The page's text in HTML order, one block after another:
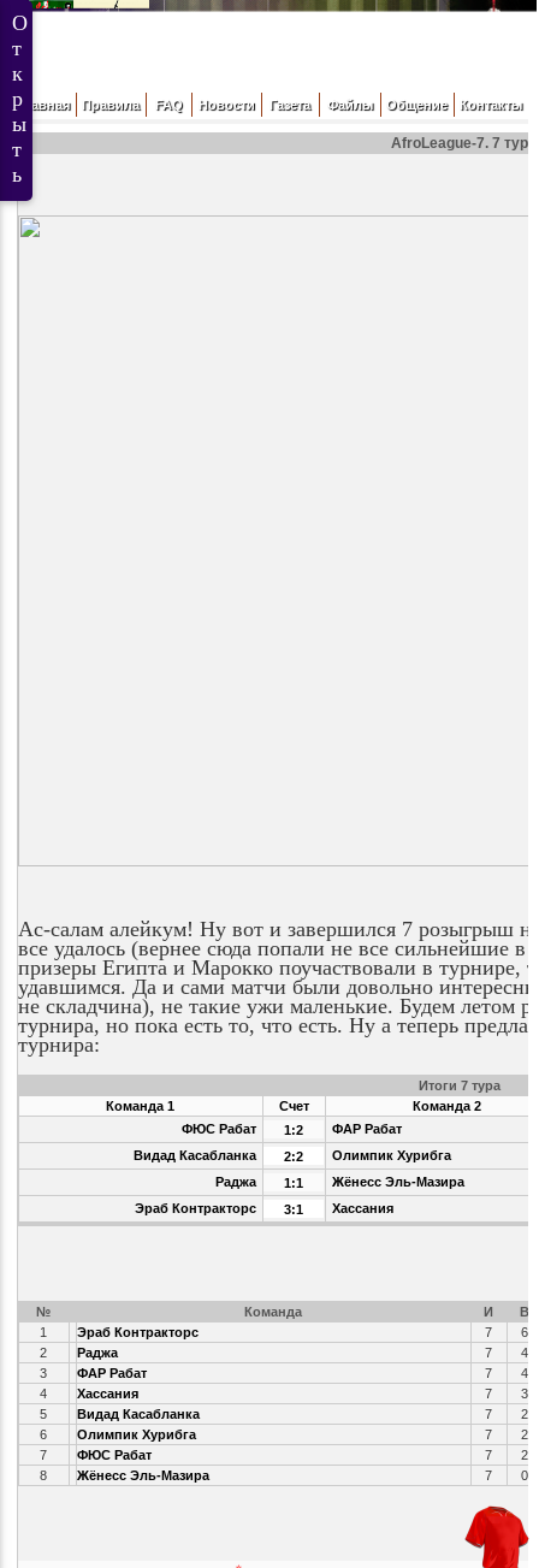
Главная Правила FAQ Новости Газета Файлы Общение Контакты
AfroLeague-7. 7 тур
Ас-салам алейкум! Ну вот и завершился 7 розыгрыш
все удалось (вернее сюда попали не все сильнейшие
призеры Египта и Марокко поучаствовали в турнире,
удавшимся. Да и сами матчи были довольно
не складчина), не такие ужи маленькие. Будем летом
турнира, но пока есть то, что есть. Ну а теперь
турнира:
Итоги 7 тура
Команда 1
Счет
Команда 2
ФЮС Рабат
1:2
ФАР Рабат
Видад Касабланка
2:2
Олимпик Хурибга
Раджа
1:1
Жёнесс Эль-Мазира
Эраб Контракторс
3:1 Хассания
№ Команда И
В
1
Эраб Контракторс 7
6
2
Раджа 7
4
3
ФАР Рабат 7
4
4
Хассания 7
3
5
Видад Касабланка 7
2
6
Олимпик Хурибга 7
2
7
ФЮС Рабат 7
2
8
Жёнесс Эль-Мазира 7 0